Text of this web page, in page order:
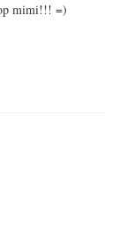
mimi!!! =)